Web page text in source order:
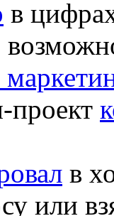
в
проект
в
или